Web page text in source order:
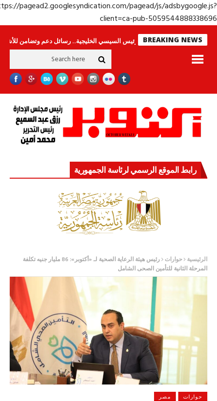
https://pagead2.googlesyndication.com/pagead/js/
client=ca-pub-
BREAKING NEWS
جولة الرئيس السيسي الخليجية.. رسائل دعم وتضامن للأشقاء جهاز
رابط الموقع الرسمي لرئاسة الجمهورية
الرئيسية حوارات
رئيس هيئة الرعاية الصحية لـ «أكتوبر»: 86 مليار جنيه تكلفة
المرحلة الثانية للتأمين الصحى الشامل
حوارات مصر